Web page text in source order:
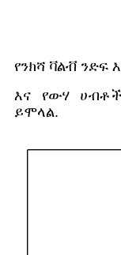
የንክሻ ቫልቭ ንድፍ
እና የውሃ
ይሞላል.